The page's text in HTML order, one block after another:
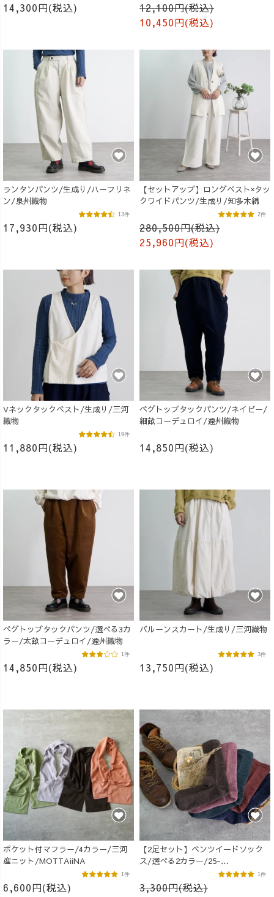
14,300円(税込)
12,100円(税込)
10,450円(税込)
ランタンパンツ/生成り/ハーフリネ
ン/泉州織物
17,930円(税込)
13件
【セットアップ】ロングベスト×タッ
クワイドパンツ/生成り/知多木綿
280,500円(税込)
25,960円(税込)
2件
Vネックタックベスト/生成り/三河
織物
11,880円(税込)
19件
ペグトップタックパンツ/ネイビー/
細畝コーデュロイ/遠州織物
14,850円(税込)
ペグトップタックパンツ/選べる3カ
ラー/太畝コーデュロイ/遠州織物
14,850円(税込)
1件
バルーンスカート/生成り/三河織物
13,750円(税込)
3件
ポケット付マフラー/4カラー/三河
産ニット/MOTTAiiNA
6,600円(税込)
1件
【2足セット】ベンツイードソック
ス/選べる2カラー/25-
3,300円(税込)
1件